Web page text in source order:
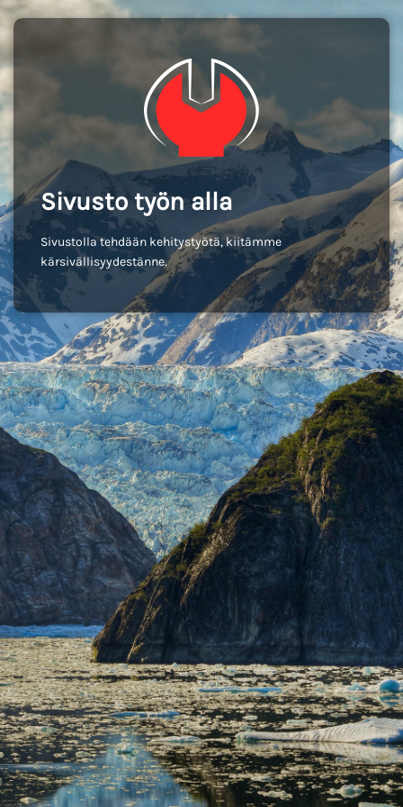
Sivusto työn alla
Sivustolla tehdään kehitystyötä, kiitämme
kärsivällisyydestänne.